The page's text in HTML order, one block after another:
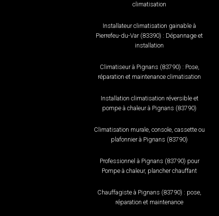
climatisation
Installateur climatisation gainable à
Pierrefeu-du-Var (83390) : Dépannage et
installation
Climatiseur à Pignans (83790) : Pose,
réparation et maintenance climatisation
Installation climatisation réversible et
pompe à chaleur à Pignans (83790)
Climatisation murale, console, cassette ou
plafonnier à Pignans (83790)
Professionnel à Pignans (83790) pour
Pompe à chaleur, plancher chauffant
Chauffagiste à Pignans (83790) : pose,
réparation et maintenance